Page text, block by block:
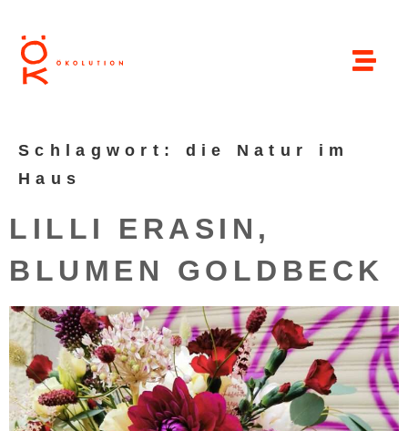
Schlagwort: die Natur im
Haus
LILLI ERASIN,
BLUMEN GOLDBECK